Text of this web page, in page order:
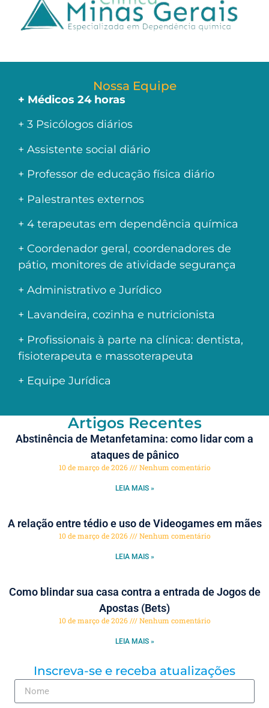
Nossa Equipe
+ Médicos 24 horas
+ 3 Psicólogos diários
+ Assistente social diário
+ Professor de educação física diário
+ Palestrantes externos
+ 4 terapeutas em dependência química
+ Coordenador geral, coordenadores de
pátio, monitores de atividade segurança
+ Administrativo e Jurídico
+ Lavandeira, cozinha e nutricionista
+ Profissionais à parte na clínica: dentista,
fisioterapeuta e massoterapeuta
+ Equipe Jurídica
Artigos Recentes
Abstinência de Metanfetamina: como lidar com a
ataques de pânico
10 de março de 2026 Nenhum comentário
LEIA MAIS »
A relação entre tédio e uso de Videogames em mães
10 de março de 2026 Nenhum comentário
LEIA MAIS »
Como blindar sua casa contra a entrada de Jogos de
Apostas (Bets)
10 de março de 2026 Nenhum comentário
LEIA MAIS »
Inscreva-se e receba atualizações